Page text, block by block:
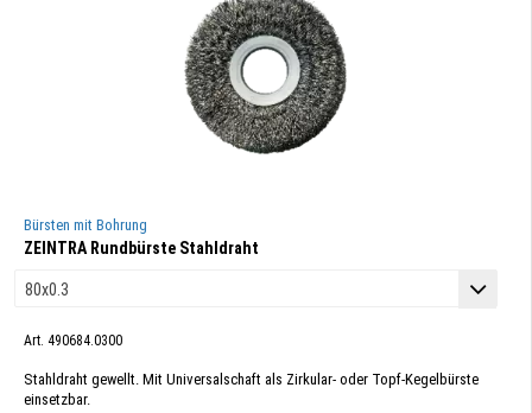
Bürsten mit Bohrung
ZEINTRA Rundbürste Stahldraht
Art. 490684.0300
Stahldraht gewellt. Mit Universalschaft als Zirkular- oder Topf-Kegelbürste
einsetzbar.